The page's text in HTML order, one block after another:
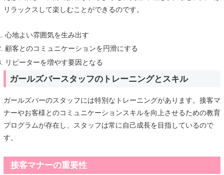
リラックスして楽しむことができるのです。
心地よい雰囲気を生み出す
顧客とのコミュニケーションを円滑にする
リピーターを増やす要因となる
ガールズバースタッフのトレーニングとスキル
ガールズバーのスタッフには特別なトレーニングがあります。接客マ
ナーやお客様とのコミュニケーションスキルを向上させるための教育
プログラムが存在し、スタッフは常に自己成長を目指しているので
す。
接客マナーの重要性